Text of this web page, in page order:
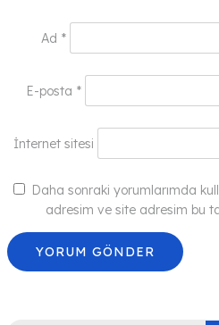
Ad *
E-posta *
İnternet sitesi
Daha sonraki yorumlarımda
adresim ve site adresim bu